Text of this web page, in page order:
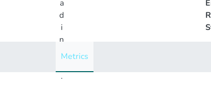
a
d
i
n
g
.
Metrics